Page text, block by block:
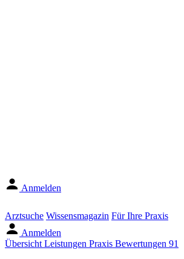
Anmelden
Arztsuche Wissensmagazin Für Ihre Praxis
Anmelden
Übersicht Leistungen Praxis Bewertungen 91